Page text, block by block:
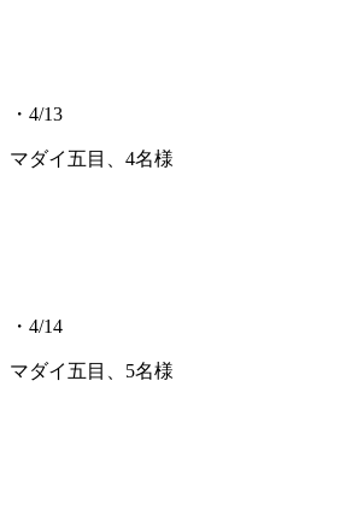
・4/13
マダイ五目、4名様
・4/14
マダイ五目、5名様